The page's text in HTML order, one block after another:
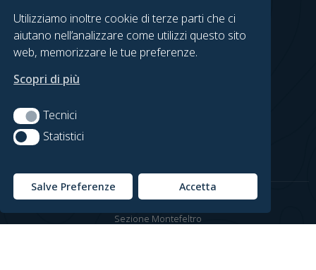
Fossombrone in Cammino
LEGAL
© Copyright Club Alpino Italiano
Sezione Montefeltro
Utilizziamo inoltre cookie di terze parti che ci
aiutano nell’analizzare come utilizzi questo sito
web, memorizzare le tue preferenze.
Scopri di più
TecniciTecnici
StatisticiStatistici
Salve Preferenze Accetta